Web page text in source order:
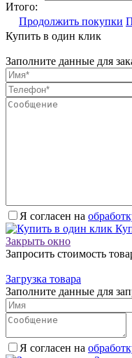
Итого:
Продолжить покупки
Купить в один клик
Заполните данные для
Я согласен на
Закрыть окно
Запросить стоимость
Загрузка товара
Заполните данные для
Я согласен на